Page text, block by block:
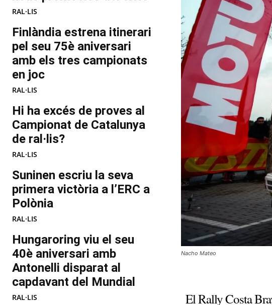
RAL·LIS
Finlàndia estrena itinerari
pel seu 75è aniversari
amb els tres campionats
en joc
RAL·LIS
Hi ha excés de proves al
Campionat de Catalunya
de ral·lis?
RAL·LIS
Suninen escriu la seva
primera victòria a l’ERC a
Polònia
RAL·LIS
Hungaroring viu el seu
40è aniversari amb
Antonelli disparat al
capdavant del Mundial
RAL·LIS
Nacho Mateo
El Rally Costa